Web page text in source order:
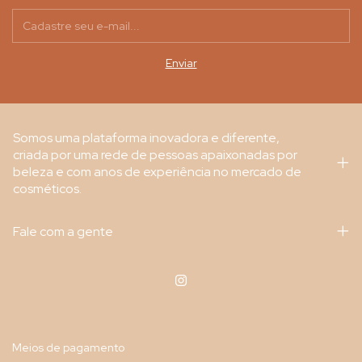
Somos uma plataforma inovadora e diferente,
criada por uma rede de pessoas apaixonadas por
beleza e com anos de experiência no mercado de
cosméticos.
Fale com a gente
Meios de pagamento